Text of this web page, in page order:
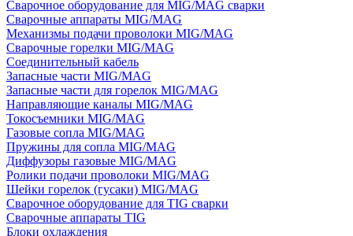
Сварочное оборудование для MIG/MAG сварки
Сварочные аппараты MIG/MAG
Механизмы подачи проволоки MIG/MAG
Сварочные горелки MIG/MAG
Соединительный кабель
Запасные части MIG/MAG
Запасные части для горелок MIG/MAG
Направляющие каналы MIG/MAG
Токосъемники MIG/MAG
Газовые сопла MIG/MAG
Пружины для сопла MIG/MAG
Диффузоры газовые MIG/MAG
Ролики подачи проволоки MIG/MAG
Шейки горелок (гусаки) MIG/MAG
Сварочное оборудование для TIG сварки
Сварочные аппараты TIG
Блоки охлаждения